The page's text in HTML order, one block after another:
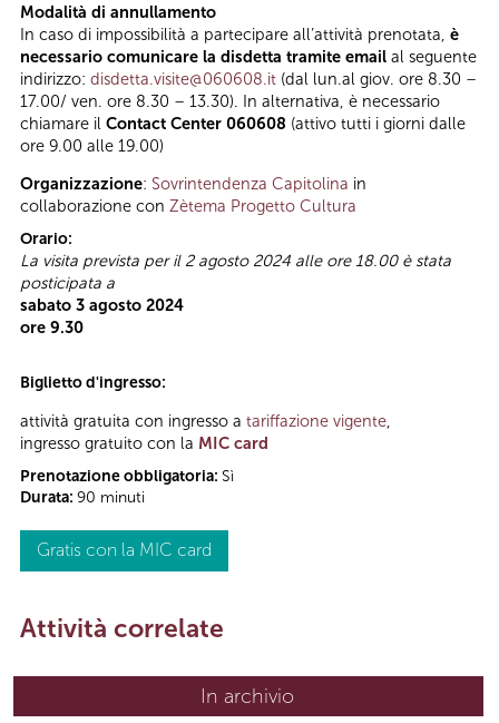
Modalità di annullamento
In caso di impossibilità a partecipare all’attività prenotata, è
necessario comunicare la disdetta tramite email al seguente
indirizzo: disdetta.visite@060608.it (dal lun.al giov. ore 8.30 –
17.00/ ven. ore 8.30 – 13.30). In alternativa, è necessario
chiamare il Contact Center 060608 (attivo tutti i giorni dalle
ore 9.00 alle 19.00)
Organizzazione: Sovrintendenza Capitolina in
collaborazione con Zètema Progetto Cultura
Orario:
La visita prevista per il 2 agosto 2024 alle ore 18.00 è stata
posticipata a
sabato 3 agosto 2024
ore 9.30
Biglietto d'ingresso:
attività gratuita con ingresso a tariffazione vigente,
ingresso gratuito con la MIC card
Prenotazione obbligatoria: Sì
Durata: 90 minuti
Gratis con la MIC card
Attività correlate
In archivio